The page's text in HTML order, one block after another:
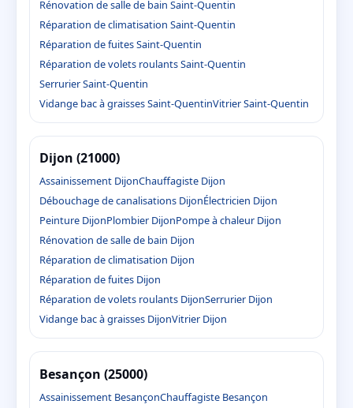
Rénovation de salle de bain Saint-Quentin
Réparation de climatisation Saint-Quentin
Réparation de fuites Saint-Quentin
Réparation de volets roulants Saint-Quentin
Serrurier Saint-Quentin
Vidange bac à graisses Saint-QuentinVitrier Saint-Quentin
Dijon (21000)
Assainissement DijonChauffagiste Dijon
Débouchage de canalisations DijonÉlectricien Dijon
Peinture DijonPlombier DijonPompe à chaleur Dijon
Rénovation de salle de bain Dijon
Réparation de climatisation Dijon
Réparation de fuites Dijon
Réparation de volets roulants DijonSerrurier Dijon
Vidange bac à graisses DijonVitrier Dijon
Besançon (25000)
Assainissement BesançonChauffagiste Besançon